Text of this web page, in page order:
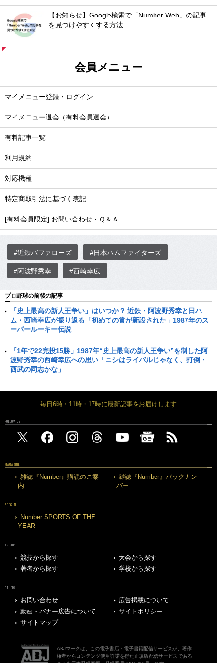
【お知らせ】Google検索で「Number Web」の記事
を見つけやすくする方法
会員メニュー
マイメニュー登録・ログイン
マイメニュー退会（有料会員退会）
有料記事一覧
利用規約
対応機種
特定商取引法に基づく表記
[有料会員限定] お問い合わせ・Ｑ＆Ａ
#近鉄バファローズ #日本ハムファイターズ
#阿波野秀幸 #西崎幸広
プロ野球の前後の記事
「史上最高の新人王争い」はいつか？ 近鉄・阿波野秀幸と日ハ
ム・西崎幸広が振り返る「初めての賞が新設された」1987年のス
ーパールーキー伝説
「1年で22完投15勝」1987年“史上最高の新人王争い”を制した阿
波野秀幸の西崎幸広への思い「ニシはライバルじゃなく、打倒・
西武の同志かな」
毎日6時・11時・17時に最新記事をお届けします
FOLLOW US
MAGAZINE
雑誌『Number』購読のご案
内
雑誌『Number』バックナン
バー
SPECIAL
Number SPORTS OF THE
YEAR
ARCHIVE
競技から探す
大会から探す
著者から探す
学校から探す
OTHERS
お問い合わせ
広告掲載について
動画・バナー広告について
サイトポリシー
サイトマップ
ABJマークは、この電子書店・電子書籍配信サービスが、著作
権者からコンテンツ使用許諾を得た正規版配信サービスである